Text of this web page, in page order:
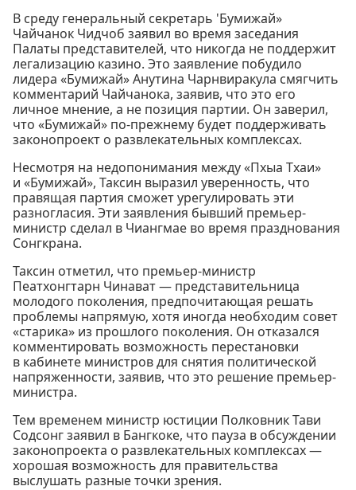
В среду генеральный секретарь 'Бумижай»
Чайчанок Чидчоб заявил во время заседания
Палаты представителей, что никогда не поддержит
легализацию казино. Это заявление побудило
лидера «Бумижай» Анутина Чарнвиракула смягчить
комментарий Чайчанока, заявив, что это его
личное мнение, а не позиция партии. Он заверил,
что «Бумижай» по-прежнему будет поддерживать
законопроект о развлекательных комплексах.
Несмотря на недопонимания между «Пхыа Тхаи»
и «Бумижай», Таксин выразил уверенность, что
правящая партия сможет урегулировать эти
разногласия. Эти заявления бывший премьер-
министр сделал в Чиангмае во время празднования
Сонгкрана.
Таксин отметил, что премьер-министр
Пеатхонгтарн Чинават — представительница
молодого поколения, предпочитающая решать
проблемы напрямую, хотя иногда необходим совет
«старика» из прошлого поколения. Он отказался
комментировать возможность перестановки
в кабинете министров для снятия политической
напряженности, заявив, что это решение премьер-
министра.
Тем временем министр юстиции Полковник Тави
Содсонг заявил в Бангкоке, что пауза в обсуждении
законопроекта о развлекательных комплексах —
хорошая возможность для правительства
выслушать разные точки зрения.